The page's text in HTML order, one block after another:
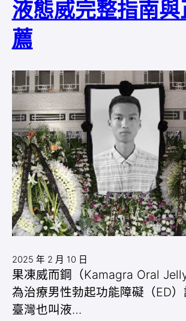
液態威完整指南與
薦
2025 年 2 月 10 日
果凍威而鋼（Kamagra Oral
為治療男性勃起功能障礙（ED）
臺灣也叫液…